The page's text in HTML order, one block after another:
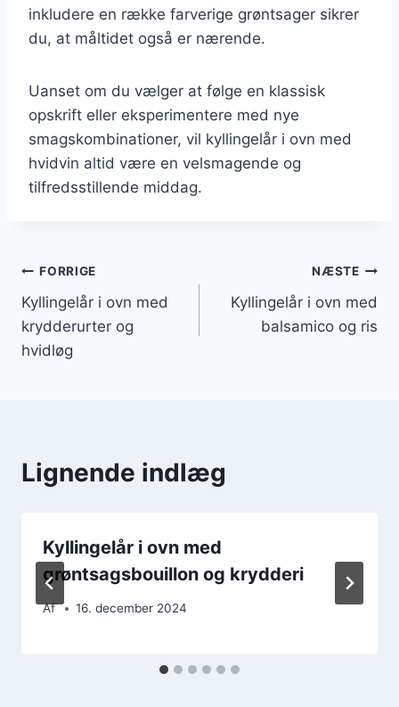
inkludere en række farverige grøntsager sikrer
du, at måltidet også er nærende.
Uanset om du vælger at følge en klassisk
opskrift eller eksperimentere med nye
smagskombinationer, vil kyllingelår i ovn med
hvidvin altid være en velsmagende og
tilfredsstillende middag.
Indlægsnavigation
FORRIGE
Kyllingelår i ovn med
krydderurter og
hvidløg
NÆSTE
Kyllingelår i ovn med
balsamico og ris
Lignende indlæg
Kyllingelår i ovn med
grøntsagsbouillon og krydderi
Af 16. december 2024